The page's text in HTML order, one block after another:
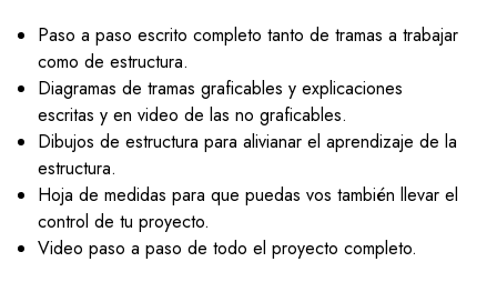
Paso a paso escrito completo tanto de tramas a trabajar
como de estructura.
Diagramas de tramas graficables y explicaciones
escritas y en video de las no graficables.
Dibujos de estructura para alivianar el aprendizaje de la
estructura.
Hoja de medidas para que puedas vos también llevar el
control de tu proyecto.
Video paso a paso de todo el proyecto completo.